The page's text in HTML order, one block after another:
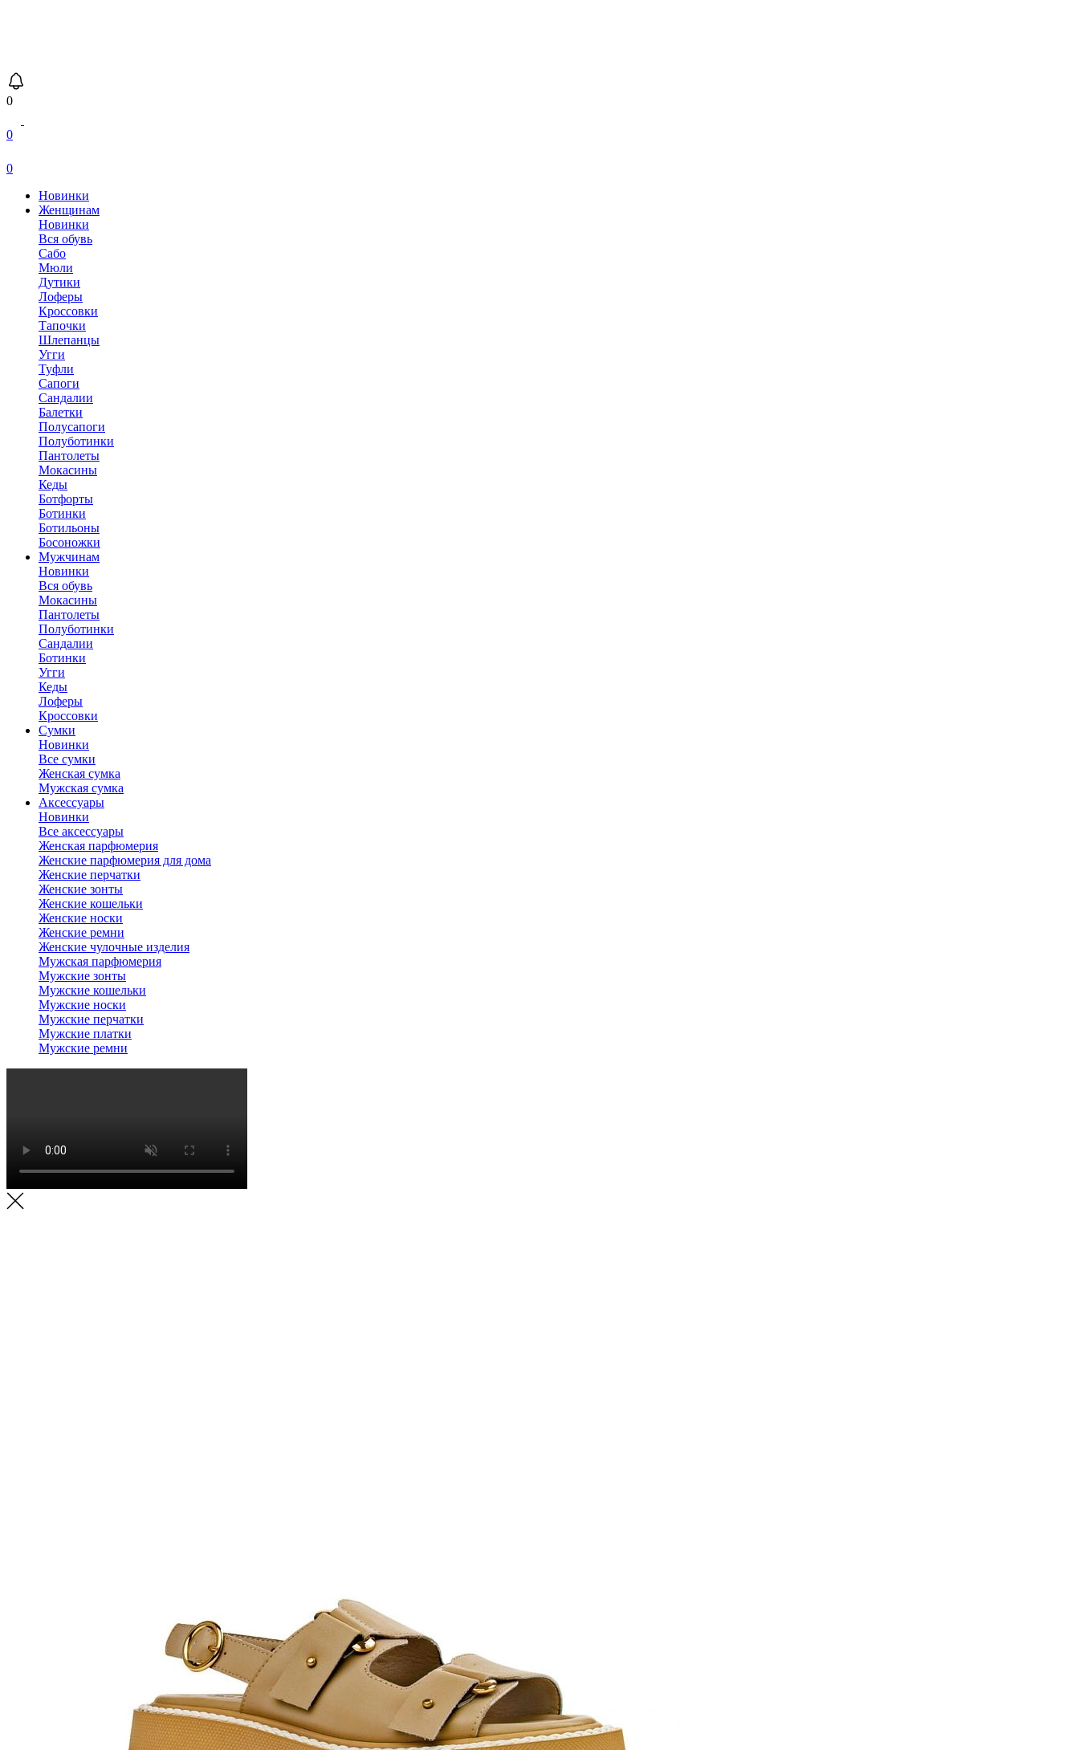
0
0
0
Новинки
Женщинам
Новинки
Вся обувь
Сабо
Мюли
Дутики
Лоферы
Кроссовки
Тапочки
Шлепанцы
Угги
Туфли
Сапоги
Сандалии
Балетки
Полусапоги
Полуботинки
Пантолеты
Мокасины
Кеды
Ботфорты
Ботинки
Ботильоны
Босоножки
Мужчинам
Новинки
Вся обувь
Мокасины
Пантолеты
Полуботинки
Сандалии
Ботинки
Угги
Кеды
Лоферы
Кроссовки
Сумки
Новинки
Все сумки
Женская сумка
Мужская сумка
Аксессуары
Новинки
Все аксессуары
Женская парфюмерия
Женские парфюмерия для дома
Женские перчатки
Женские зонты
Женские кошельки
Женские носки
Женские ремни
Женские чулочные изделия
Мужская парфюмерия
Мужские зонты
Мужские кошельки
Мужские носки
Мужские перчатки
Мужские платки
Мужские ремни